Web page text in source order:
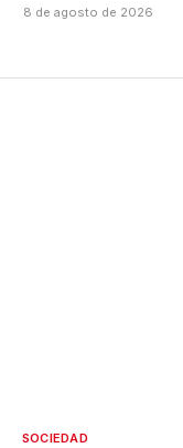
8 de agosto de 2026
SOCIEDAD